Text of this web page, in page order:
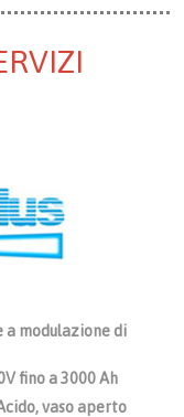
modulazione di
fino a 3000 Ah
vaso aperto